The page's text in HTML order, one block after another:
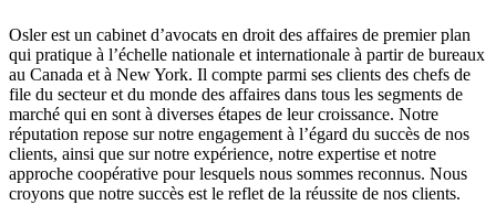
Osler est un cabinet d’avocats en droit des affaires de premier plan
qui pratique à l’échelle nationale et internationale à partir de bureaux
au Canada et à New York. Il compte parmi ses clients des chefs de
file du secteur et du monde des affaires dans tous les segments de
marché qui en sont à diverses étapes de leur croissance. Notre
réputation repose sur notre engagement à l’égard du succès de nos
clients, ainsi que sur notre expérience, notre expertise et notre
approche coopérative pour lesquels nous sommes reconnus. Nous
croyons que notre succès est le reflet de la réussite de nos clients.